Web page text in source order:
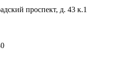
проспект, д. 43 к.1